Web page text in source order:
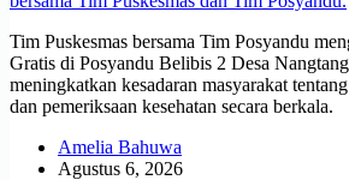
Tim Puskesmas bersama Tim Posyandu
Gratis di Posyandu Belibis 2 Desa
meningkatkan kesadaran masyarakat
dan pemeriksaan kesehatan secara berkala.
Amelia Bahuwa
Agustus 6, 2026